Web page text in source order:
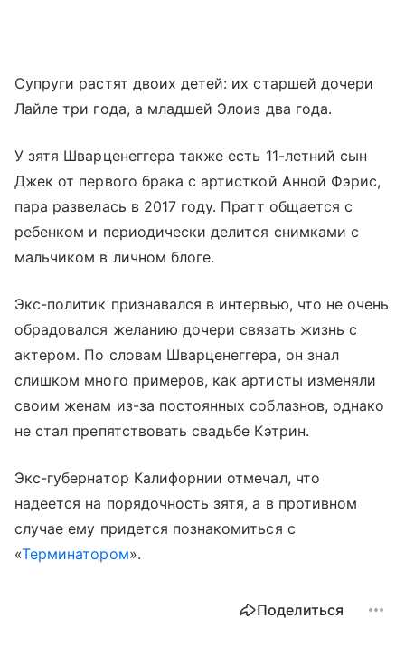
Супруги растят двоих детей: их старшей дочери
Лайле три года, а младшей Элоиз два года.
У зятя Шварценеггера также есть 11-летний сын
Джек от первого брака с артисткой Анной Фэрис,
пара развелась в 2017 году. Пратт общается с
ребенком и периодически делится снимками с
мальчиком в личном блоге.
Экс-политик признавался в интервью, что не очень
обрадовался желанию дочери связать жизнь с
актером. По словам Шварценеггера, он знал
слишком много примеров, как артисты изменяли
своим женам из-за постоянных соблазнов, однако
не стал препятствовать свадьбе Кэтрин.
Экс-губернатор Калифорнии отмечал, что
надеется на порядочность зятя, а в противном
случае ему придется познакомиться с
«Терминатором».
Поделиться